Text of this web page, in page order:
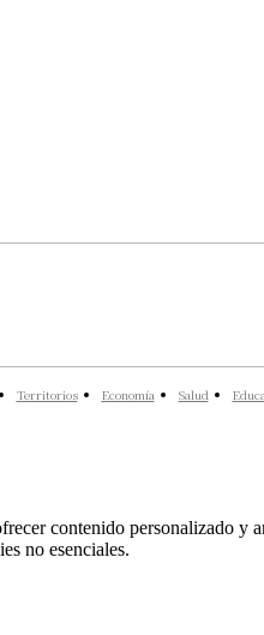
Territorios Economía Salud
contenido personalizado
no esenciales.